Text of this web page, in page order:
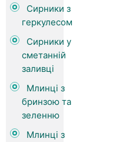
Сирники з
геркулесом
Сирники у
сметанній
заливці
Млинці з
бринзою та
зеленню
Млинці з